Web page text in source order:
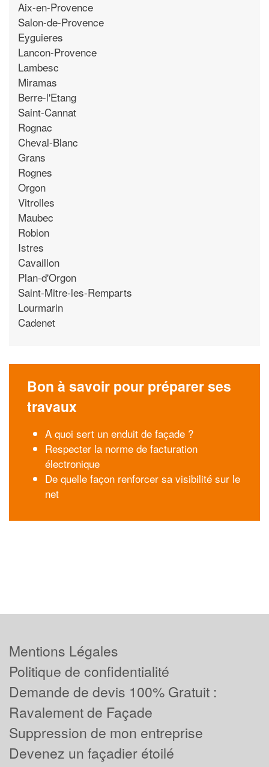
Aix-en-Provence
Salon-de-Provence
Eyguieres
Lancon-Provence
Lambesc
Miramas
Berre-l'Etang
Saint-Cannat
Rognac
Cheval-Blanc
Grans
Rognes
Orgon
Vitrolles
Maubec
Robion
Istres
Cavaillon
Plan-d'Orgon
Saint-Mitre-les-Remparts
Lourmarin
Cadenet
Bon à savoir pour préparer ses
travaux
A quoi sert un enduit de façade ?
Respecter la norme de facturation
électronique
De quelle façon renforcer sa visibilité sur le
net
Mentions Légales
Politique de confidentialité
Demande de devis 100% Gratuit :
Ravalement de Façade
Suppression de mon entreprise
Devenez un façadier étoilé